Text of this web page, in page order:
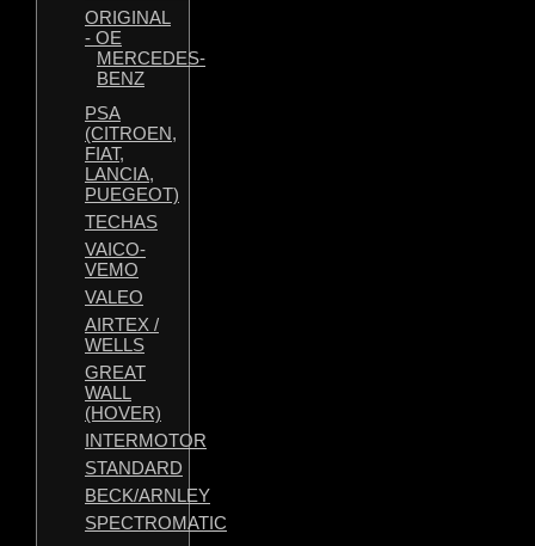
ORIGINAL
- OE
MERCEDES-
BENZ
PSA
(CITROEN,
FIAT,
LANCIA,
PUEGEOT)
TECHAS
VAICO-
VEMO
VALEO
AIRTEX /
WELLS
GREAT
WALL
(HOVER)
INTERMOTOR
STANDARD
BECK/ARNLEY
SPECTROMATIC